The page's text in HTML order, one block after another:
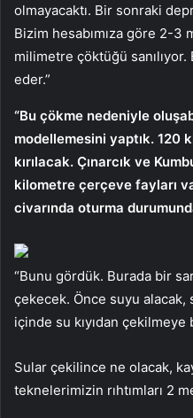
olmayacaktı. Bir sonraki
Bizim hesabımıza göre 2-3
milimetre çöktüğü
eder.”
“Bu çökme nedeniyle
modellemesini yaptık. 120
kırılacak. Çınarcık ve
kilometre çerçeve fayları
civarında oturma
“Bunu gördük. Burada bir
çekecek. Önce suyu
içinde su kıyıdan çekilmeye
Sular çekilince ne olacak,
teknelerimizin rıhtımları 2